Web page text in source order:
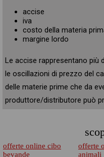
accise
iva
costo della materia
margine lordo
Le accise rappresentano più
le oscillazioni di prezzo del
delle materie prime che da
produttore/distributore può
offerte online cibo
bevande
offerte
animali